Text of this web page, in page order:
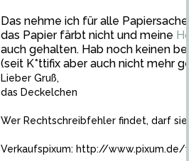
Das nehme ich für alle
das Papier färbt nicht und meine
auch gehalten. Hab noch keinen
(seit K*ttifix aber auch nicht mehr
Lieber Gruß,
das Deckelchen
Wer Rechtschreibfehler findet, darf sie
Verkaufspixum: http://www.pixum.de/